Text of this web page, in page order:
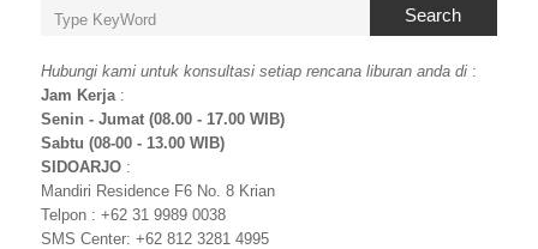
Search
Hubungi kami untuk konsultasi setiap rencana liburan anda di :
Jam Kerja:
Senin - Jumat (08.00 - 17.00 WIB)
Sabtu (08-00 - 13.00 WIB)
SIDOARJO :
Mandiri Residence F6 No. 8 Krian
Telpon : +62 31 9989 0038
SMS Center: +62 812 3281 4995